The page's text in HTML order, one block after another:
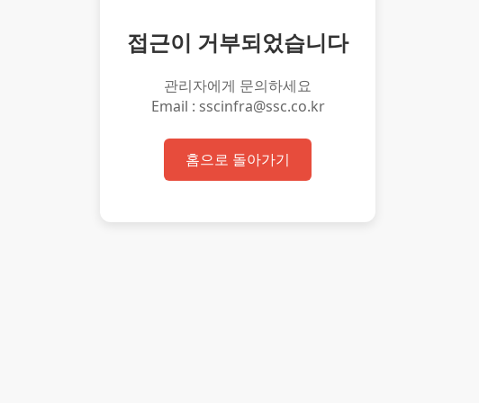
접근이 거부되었습니다
관리자에게 문의하세요
Email : sscinfra@ssc.co.kr
홈으로 돌아가기